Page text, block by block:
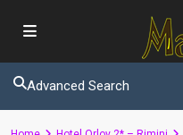
Advanced Search